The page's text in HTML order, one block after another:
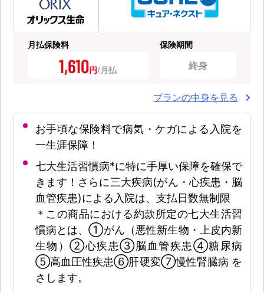
月払保険料
1,610円
保険期間
終身
プランの中身を見る
お手頃な保険料で病気・ケガによる入院を
一生涯保障！
七大生活習慣病*に特に手厚い保障を確保で
きます！さらに三大疾病(がん・心疾患・脳
血管疾患)による入院は、支払日数無制限
＊この商品における約款所定の七大生活習
慣病とは、①がん（悪性新生物・上皮内新
生物）②心疾患③脳血管疾患④糖尿病
⑤高血圧性疾患⑥肝硬変⑦慢性腎臓病 を
さします。